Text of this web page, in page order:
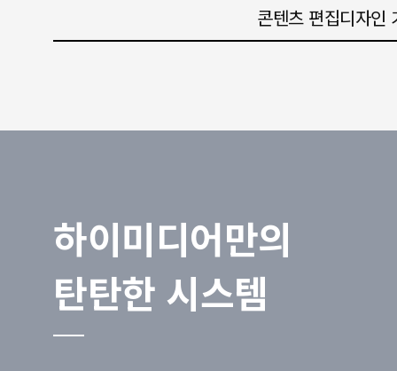
콘텐츠 편집디자인
하이미디어만의
탄탄한 시스템